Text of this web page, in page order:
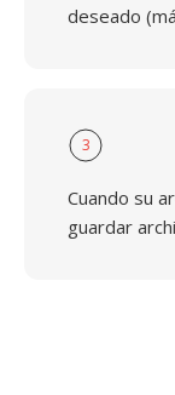
deseado
3
Cuando su
guardar